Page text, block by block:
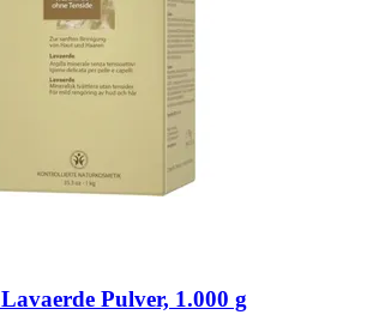
Lavaerde Pulver, 1.000 g